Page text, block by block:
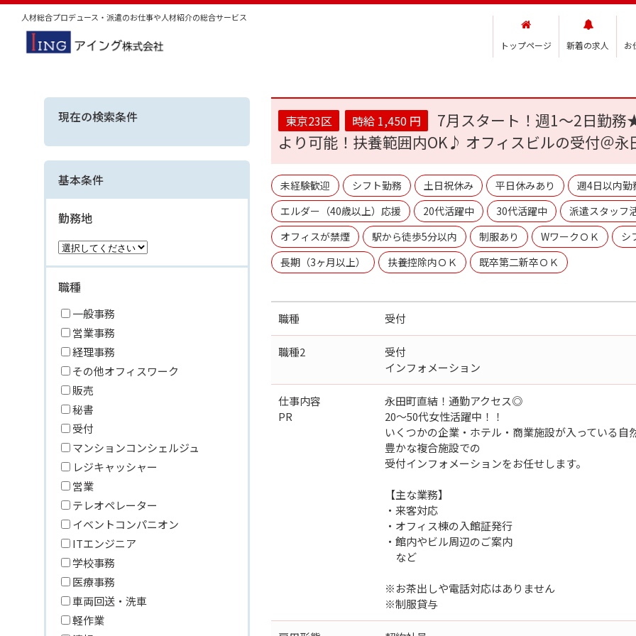
人材総合プロデュース・派遣のお仕事や人材紹介の総合サービス
トップページ 新着の求人 お
東京23区 時給 1,450 円
7月スタート！週1～2日勤
より可能！扶養範囲内OK♪ オフィスビルの受付＠永
未経験歓迎 シフト勤務 土日祝休み 平日休みあり
週4日以内勤
エルダー（40歳以上）応援
20代活躍中 30代活躍中
派遣スタッフ
オフィスが禁煙
駅から徒歩5分以内 制服あり WワークＯＫ
シ
長期（3ヶ月以上）
扶養控除内ＯＫ 既卒第二新卒ＯＫ
職種 受付
職種2
受付
インフォメーション
仕事内容
PR
永田町直結！通勤アクセス◎
20～50代女性活躍中！！
いくつかの企業・ホテル・商業施設が入っている自
豊かな複合施設での
受付インフォメーションをお任せします。
【主な業務】
・来客対応
・オフィス棟の入館証発行
・館内やビル周辺のご案内
など
※お茶出しや電話対応はありません
※制服貸与
現在の検索条件
基本条件
勤務地
職種
一般事務
営業事務
経理事務
その他オフィスワーク
販売
秘書
受付
マンションコンシェルジュ
レジキャッシャー
営業
テレオペレーター
イベントコンパニオン
ITエンジニア
学校事務
医療事務
車両回送・洗車
軽作業